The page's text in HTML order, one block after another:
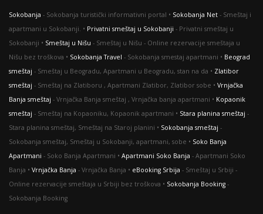
Sokobanja - Sokobanja turistički informativni portal • Sokobanja Net - Smeštaj i
apartmani u Sokobanji. • Privatni smeštaj u Sokobanji - Privatni smeštaj u
Sokobanji • Smeštaj u Nišu - Smeštaj u Nišu - Online rezervacije smeštaja u
Nišu bez troškova • Sokobanja Travel - Sokobanja smestaj apartmani • Beograd
smeštaj - Smeštaj u Beogradu, Apartmani u Beogradu, stan na da • Zlatibor
smeštaj - Smeštaj na Zlatiboru , Apartmani Zlatibor, Zlatibor sobe • Vrnjačka
Banja smeštaj - Vrnjačka Banja smeštaj , Vrnjačka banja apartmani • Kopaonik
smeštaj - Smeštaj na Kopaoniku, Kopaonik apartmani • Stara planina smeštaj -
Stara planina smeštaj, Smeštaj na Staroj planini • Sokobanja smeštaj -
Sokobanja smeštaj, Smeštaj u Sokobanji, apartmani, sobe • Soko Banja
Apartmani - Soko Banja Apartmani • Apartmani Soko Banja - Apartmani Soko
Banja • Vrnjačka Banja - Vrnjačka Banja • eBooking Srbija - Smeštaj u Srbiji -
Оnline rezervacije smeštaja u Srbiji bez troškova • Sokobanja Booking -
Sokobanja Booking